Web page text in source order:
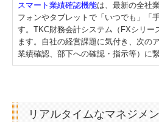
経営革新等支援機関とは
経営改善オンデマンド講座
スマート業績確認機能は、最新の全社
フォンやタブレットで「いつでも」「
す。TKC財務会計システム（FXシリー
ます。自社の経営課題に気付き、次の
業績確認、部下への確認・指示等）に
リアルタイムなマネジメ